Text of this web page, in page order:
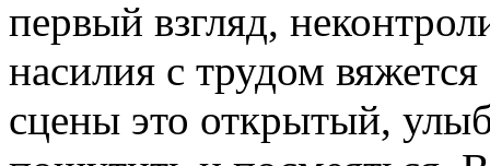
первый взгляд,
насилия с трудом
сцены это открытый,